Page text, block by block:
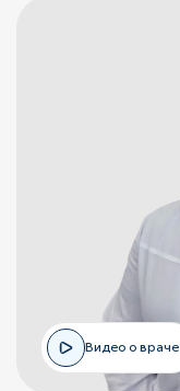
Видео о враче